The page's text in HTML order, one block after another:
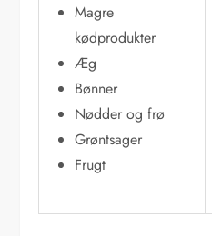
Magre
kødprodukter
Æg
Bønner
Nødder og frø
Grøntsager
Frugt